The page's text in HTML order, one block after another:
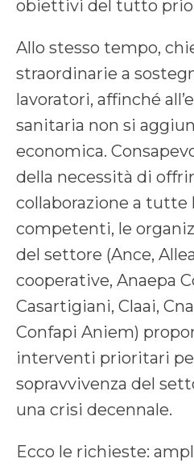
obiettivi del tutto
Allo stesso tempo,
straordinarie a
lavoratori, affinché
sanitaria non si
economica.
della necessità di
collaborazione a tutte
competenti, le
del settore (Ance,
cooperative, Anaepa
Casartigiani, Claai,
Confapi Aniem)
interventi prioritari
sopravvivenza del
una crisi decennale.
Ecco le richieste: